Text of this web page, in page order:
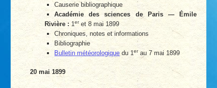
Causerie bibliographique
Académie des sciences de Paris — Émile
Rivière :1eret 8 mai 1899
Chroniques, notes et informations
Bibliographie
Bulletin météorologiquedu 1erau 7 mai 1899
20 mai 1899